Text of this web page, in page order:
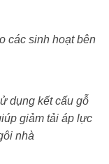
các sinh hoạt bên
dụng kết cấu gỗ
giảm tải áp lực
nhà